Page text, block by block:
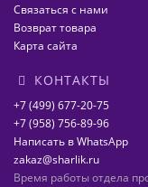
Связаться с нами
Возврат товара
Карта сайта
КОНТАКТЫ
+7 (499) 677-20-75
+7 (958) 756-89-96
Написать в WhatsApp
zakaz@sharlik.ru
Время работы отдела